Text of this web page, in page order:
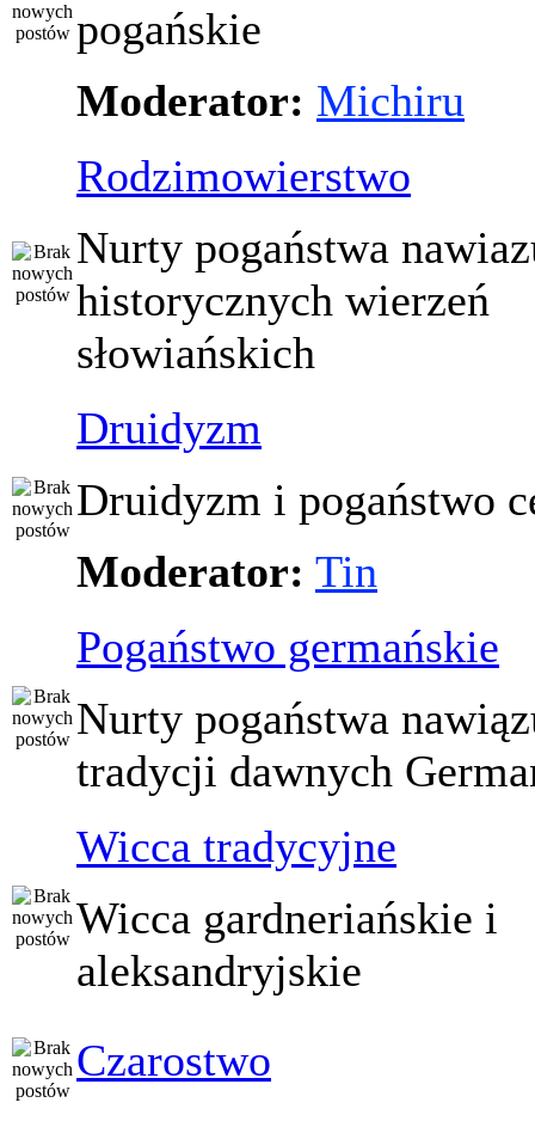
pogańskie
Moderator: Michiru
Rodzimowierstwo
Nurty pogaństwa
historycznych wierzeń
słowiańskich
Druidyzm
Druidyzm i pogaństwo
Moderator: Tin
Pogaństwo germańskie
Nurty pogaństwa
tradycji dawnych
Wicca tradycyjne
Wicca gardneriańskie i
aleksandryjskie
Czarostwo